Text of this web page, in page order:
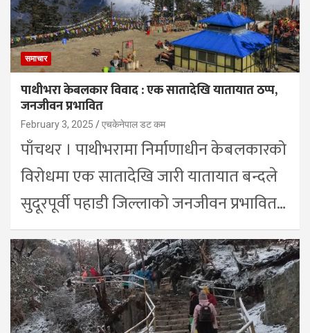
समाचार
पाथीभरा केबलकार विवाद : एक सातादेखि यातायात ठप्प,
जनजीवन प्रभावित
February 3, 2025 एचकेनेपाल डट कम
पाँचथर । पाथीभरामा निर्माणाधीन केबलकारको
विरोधमा एक सातादेखि जारी यातायात बन्दले
सुदूरपूर्वी पहाडी जिल्लाको जनजीवन प्रभावित…